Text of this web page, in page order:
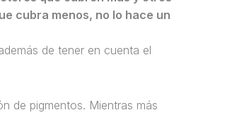
cubra menos, no lo hace un
de tener en cuenta el
de pigmentos. Mientras más